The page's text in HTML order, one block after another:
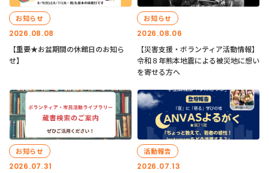
2026.08.08
お知らせ
【重要★お盆期間の休館日のお知ら
せ】
2026.08.06
お知らせ
【災害支援・ボランティア活動情報】
令和８年熊本地震による被災地に想い
を寄せる方へ
2026.07.31
お知らせ
2026.07.13
活動報告